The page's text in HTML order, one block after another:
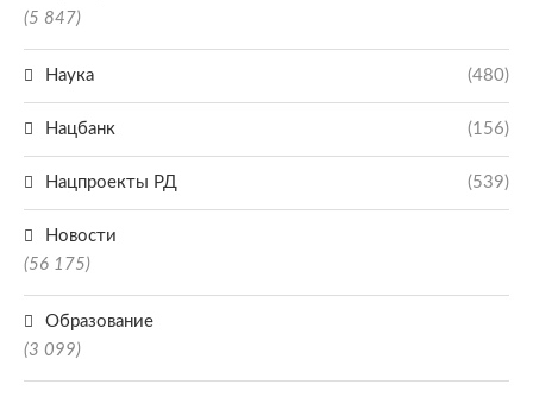
(5 847)
Наука (480)
Нацбанк (156)
Нацпроекты РД (539)
Новости
(56 175)
Образование
(3 099)